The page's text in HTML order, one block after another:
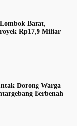
Barat,
Rp17,9 Miliar
Dorong Warga
Berbenah